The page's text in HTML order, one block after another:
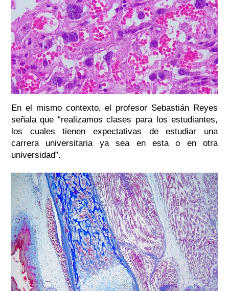
En el mismo contexto, el profesor Sebastián Reyes
señala que “realizamos clases para los estudiantes,
los cuales tienen expectativas de estudiar una
carrera universitaria ya sea en esta o en otra
universidad”.